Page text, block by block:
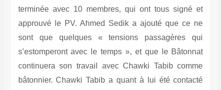
terminée avec 10 membres, qui ont tous signé et
approuvé le PV. Ahmed Sedik a ajouté que ce ne
sont que quelques « tensions passagères qui
s’estomperont avec le temps », et que le Bâtonnat
continuera son travail avec Chawki Tabib comme
bâtonnier. Chawki Tabib a quant à lui été contacté